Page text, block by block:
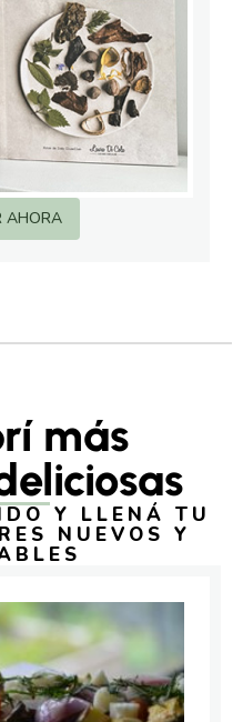
AHORA
más
Y LLENÁ TU
NUEVOS Y